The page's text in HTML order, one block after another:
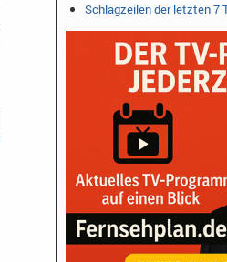
Schlagzeilen der letzten 7